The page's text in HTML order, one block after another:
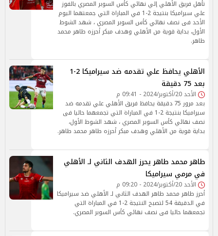
تأهل فريق الأهلي إلي نهائي كأس السوبر المصري بالفوز
علي سيراميكا بنتيجة 2-1 في المباراة التي جمعتهما اليوم
الأحد فى نصف نهائي كأس السوبر المصري ، شهد الشوط
الأول، بداية قوية من الأهلي وهدف مبكر أحرزه طاهر محمد
طاهر.
الأهلي يحافظ علي تقدمه ضد سيراميكا 2-1
بعد 75 دقيقة
الأحد 20/أكتوبر/2024 - 09:41 م
بعد مرور 75 دقيقة يحافظ فريق الأهلي علي تقدمه ضد
سيراميكا بنتيجة 2-1 في المباراة التي تجمعهما حاليا فى
نصف نهائي كأس السوبر المصري ، شهد الشوط الأول،
بداية قوية من الأهلي وهدف مبكر أحرزه طاهر محمد طاهر.
طاهر محمد طاهر يحرز الهدف الثاني لـ الأهلي
في مرمي سيراميكا
الأحد 20/أكتوبر/2024 - 09:20 م
أحرز طاهر محمد طاهر الهدف الثاني لـ الأهلي ضد سيراميكا
في الدقيقة 54 لتصبح النتيجة 2-1 في المباراة التي
تجمعهما حاليا فى نصف نهائي كأس السوبر المصري.